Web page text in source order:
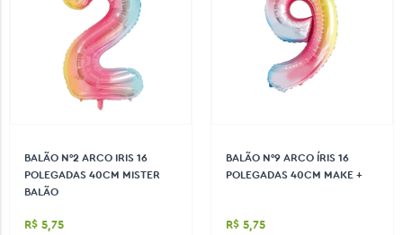
BALÃO N°2 ARCO IRIS 16
POLEGADAS 40CM MISTER
BALÃO
R$ 5,75
BALÃO N°9 ARCO ÍRIS 16
POLEGADAS 40CM MAKE +
R$ 5,75